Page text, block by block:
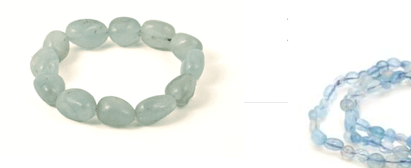
Aigue-marine Nugget Extra
Bracelet environ 10-15mm